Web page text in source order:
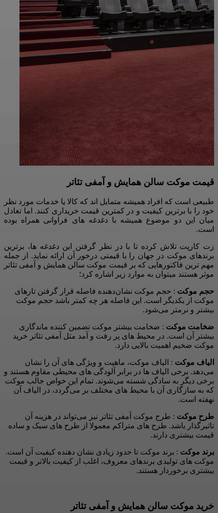
قیمت موکت سالن همایش و آمفی تئاتر
طبیعی است که افراد همیشه متمایل اند که کالا یا خدمات مورد نظر
خود را با برترین کیفیت و در کمترین قیمت خریداری کنند. اما تعادل
میان این دو موضوع همیشه با دغدغه های فراوانی همراه بوده
است.
زت کارپت تلاش کرده تا با در نظر گرفتن این دغدغه ها، برترین
برندهای موکت در جهان را با قیمتی درخور آن ارائه نماید. از جمله
مهم ترین فاکتورهایی که بر قیمت موکت سالن همایش و آمفی تئاتر
موثر هستند میتوان به موارد زیر اشاره کرد؛
حجم موکت : حجم موکت نشان‌دهنده فاصله قرار گرفتن تارهای
موکت از یکدیگر است. این فاصله هر چه کمتر باشد حجم موکت
بیشتر و نرمتر می‌شود.
ضخامت موکت : ضخامت بیشتر موکت تضمین کننده ماندگاری
بیشتر آن است. در محیط های پر رفت و آمد مثل آمفی تئاتر خرید
موکت ضخیم اهمیت بالایی دارد.
الیاف موکت : الیاف موکت، ماهیت و ویژگی های آن را نشان
می‌دهد. برخی الیاف ها در برابر آلودگی های محیطی مقاوم هستند و
برخی دیگر به سادگی شسته می‌شوند. تمام این خواص جالب موکت
که به سازگاری آن با محیط های مختلف بر می‌گردد، در الیاف آن
نهفته است.
طرح موکت : طرح موکت آمفی تئاتر نیز می‌تواند در هزینه آن
تاثیرگذار باشد. طرح های متراکم معمولا از طرح های سبک و ساده
قیمت بیشتری دارند.
برند موکت : برند موکت تا حدود زیادی نشان دهنده کیفیت آن است.
موکت های تولیدی برندهای معروف، اغلب از کیفیت بالاتر و قیمت
بیشتری برخوردار هستند.
خرید موکت سالن همایش و آمفی تئاتر